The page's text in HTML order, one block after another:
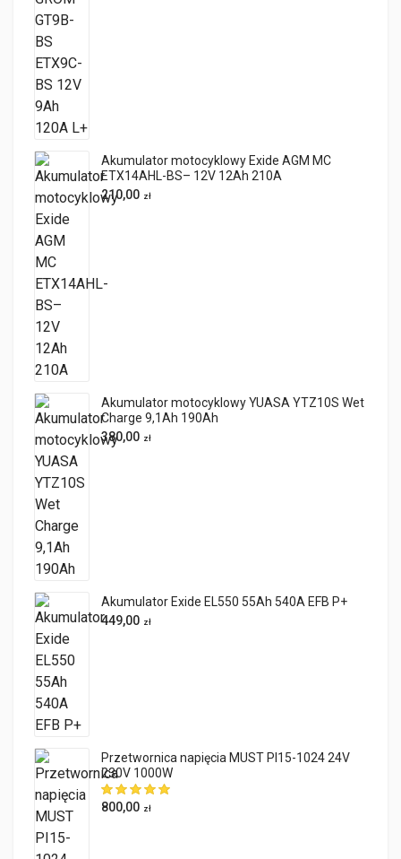
Akumulator motocyklowy Exide AGM MC
ETX14AHL-BS– 12V 12Ah 210A
210,00 zł
Akumulator motocyklowy YUASA YTZ10S Wet
Charge 9,1Ah 190Ah
380,00 zł
Akumulator Exide EL550 55Ah 540A EFB P+
449,00 zł
Przetwornica napięcia MUST PI15-1024 24V
230V 1000W
800,00 zł